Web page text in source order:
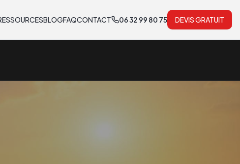
BLOGFAQCONTACT 06 32 99 80 75 DEVIS GRATUIT